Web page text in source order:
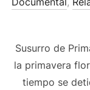
Susurro de
la primavera
tiempo se